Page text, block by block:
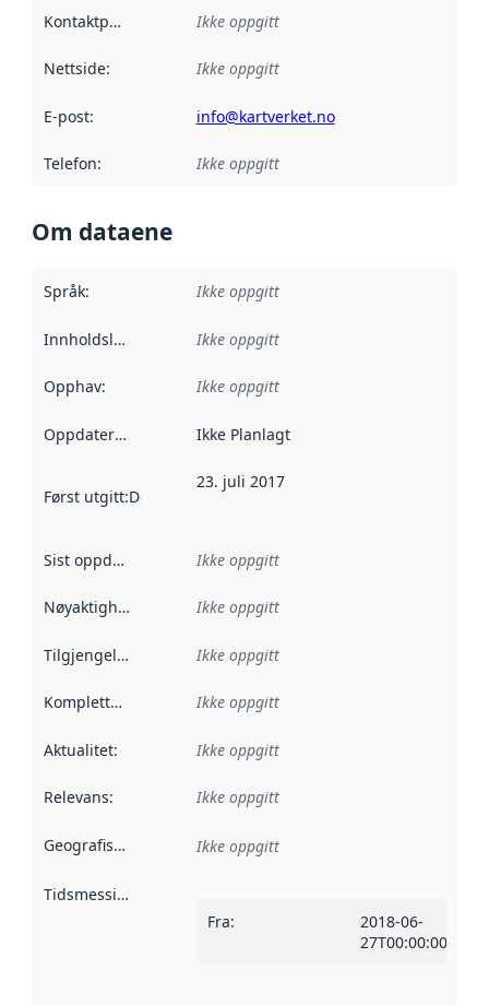
Kontaktpunkt Ikke oppgitt
Nettside: Ikke oppgitt
E-post: info@kartverket.no
Telefon: Ikke oppgitt
Om dataene
Språk: Ikke oppgitt
Innholdsleverandører :
Ikke oppgitt
Opphav: Ikke oppgitt
Oppdateringsfrekvens :
Ikke Planlagt
Først utgitt:Denne datoen sier når dataene i dette
23. juli 2017
Sist oppdatert Ikke oppgitt
Nøyaktighet Ikke oppgitt
Tilgjengelighet Ikke oppgitt
Kompletthet Ikke oppgitt
Aktualitet: Ikke oppgitt
Relevans: Ikke oppgitt
Geografisk avgrensning :
Ikke oppgitt
Tidsmessig avgrensning
Fra:
2018-06-
27T00:00:00Z